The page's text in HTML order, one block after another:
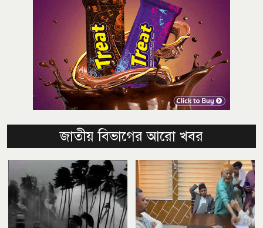
জাতীয় বিভাগের আরো খবর